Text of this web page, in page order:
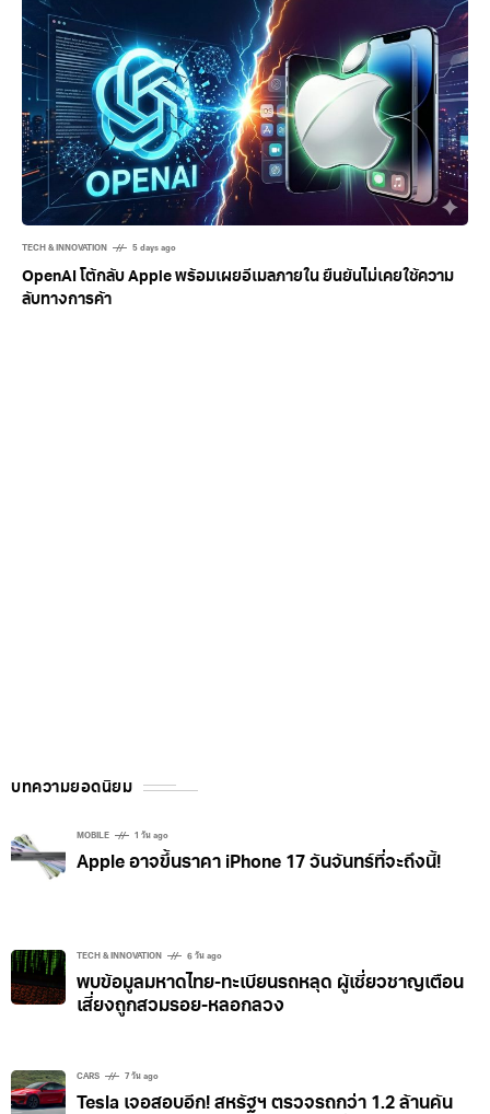
TECH & INNOVATION 5 days ago
OpenAI โต้กลับ Apple พร้อมเผยอีเมลภายใน ยืนยันไม่เคยใช้ความ
ลับทางการค้า
บทความยอดนิยม
MOBILE 1 วัน ago
Apple อาจขึ้นราคา iPhone 17 วันจันทร์ที่จะถึงนี้!
TECH & INNOVATION 6 วัน ago
พบข้อมูลมหาดไทย-ทะเบียนรถหลุด ผู้เชี่ยวชาญเตือน
เสี่ยงถูกสวมรอย-หลอกลวง
CARS 7 วัน ago
Tesla เจอสอบอีก! สหรัฐฯ ตรวจรถกว่า 1.2 ล้านคัน